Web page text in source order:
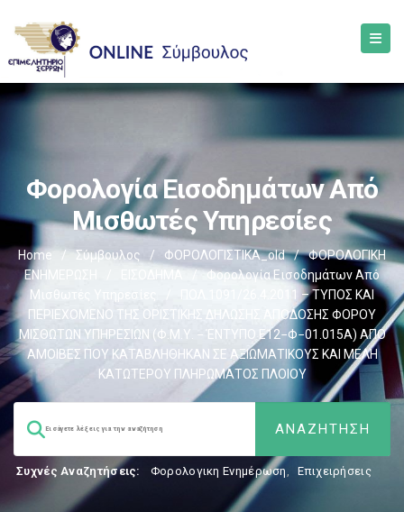
Φορολογία Εισοδημάτων Από
Μισθωτές Υπηρεσίες
Home / Σύμβουλος / ΦΟΡΟΛΟΓΙΣΤΙΚΑ_old /
ΦΟΡΟΛΟΓΙΚΗ
ΕΝΗΜΕΡΩΣΗ
ΕΙΣΟΔΗΜΑ /
Φορολογία Εισοδημάτων Από
Μισθωτές Υπηρεσίες
ΠΟΛ.1091/26.4.2011 – ΤΥΠΟΣ ΚΑΙ
ΠΕΡΙΕΧΟΜΕΝΟ ΤΗΣ ΟΡΙΣΤΙΚΗΣ ΔΗΛΩΣΗΣ ΑΠΟΔΟΣΗΣ ΦΟΡΟΥ
ΜΙΣΘΩΤΩΝ ΥΠΗΡΕΣΙΩΝ (Φ.Μ.Υ. − ΈΝΤΥΠΟ Ε12−Φ−01.015Α) ΑΠΟ
ΑΜΟΙΒΕΣ ΠΟΥ ΚΑΤΑΒΛΗΘΗΚΑΝ ΣΕ ΑΞΙΩΜΑΤΙΚΟΥΣ ΚΑΙ ΜΕΛΗ
ΚΑΤΩΤΕΡΟΥ ΠΛΗΡΩΜΑΤΟΣ ΠΛΟΙΟΥ
Συχνές Αναζητήσεις: Φορολογικη Ενημέρωση, Επιχειρήσεις